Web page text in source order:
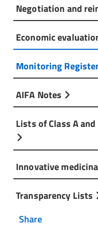
Negotiation and
Economic
Monitoring
AIFA Notes
Lists of Class A
Innovative
Transparency Lists
Share